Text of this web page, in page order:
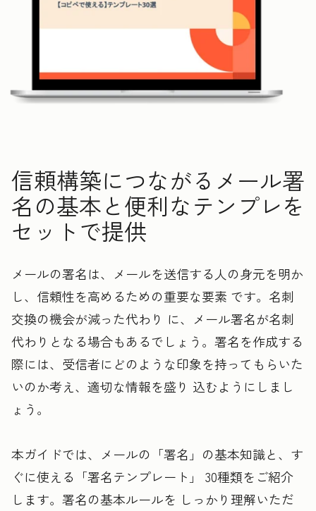
信頼構築につながるメール署
名の基本と便利なテンプレを
セットで提供
メールの署名は、メールを送信する人の身元を明か
し、信頼性を高めるための重要な要素 です。名刺
交換の機会が減った代わり に、メール署名が名刺
代わりとなる場合もあるでしょう。署名を作成する
際には、受信者にどのような印象を持ってもらいた
いのか考え、適切な情報を盛り 込むようにしまし
ょう。
本ガイドでは、メールの「署名」の基本知識と、す
ぐに使える「署名テンプレート」 30種類をご紹介
します。署名の基本ルールを しっかり理解いただ